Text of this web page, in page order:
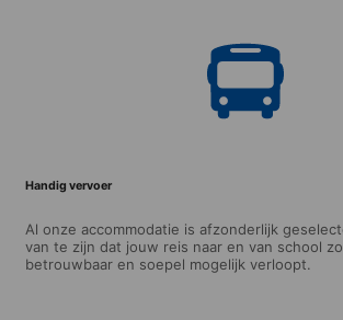
Handig vervoer
Al onze accommodatie is afzonderlijk
van te zijn dat jouw reis naar en van school zo
betrouwbaar en soepel mogelijk verloopt.